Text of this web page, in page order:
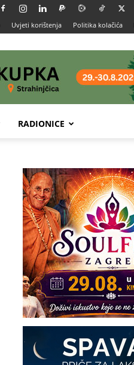
Uvjeti korištenja Politika kolačića
RADIONICE